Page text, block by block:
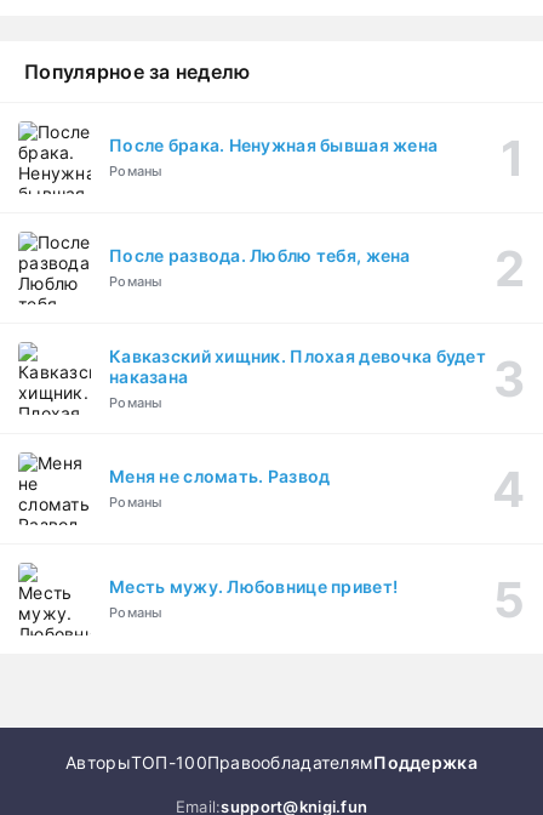
Популярное за неделю
После брака. Ненужная бывшая жена
Романы
После развода. Люблю тебя, жена
Романы
Кавказский хищник. Плохая девочка будет
наказана
Романы
Меня не сломать. Развод
Романы
Месть мужу. Любовнице привет!
Романы
АвторыТОП-100ПравообладателямПоддержка
Email:support@knigi.fun